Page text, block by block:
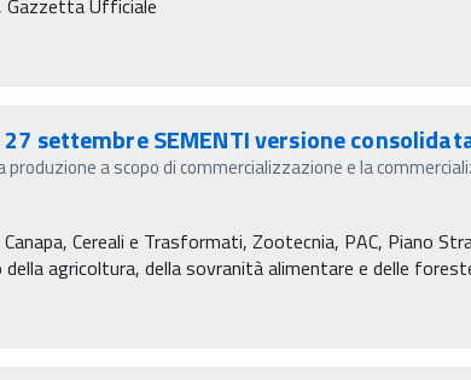
27 settembre SEMENTI versione
produzione a scopo di commercializzazione e la
Canapa, Cereali e Trasformati, Zootecnia, PAC, Piano
agricoltura, della sovranità alimentare e delle